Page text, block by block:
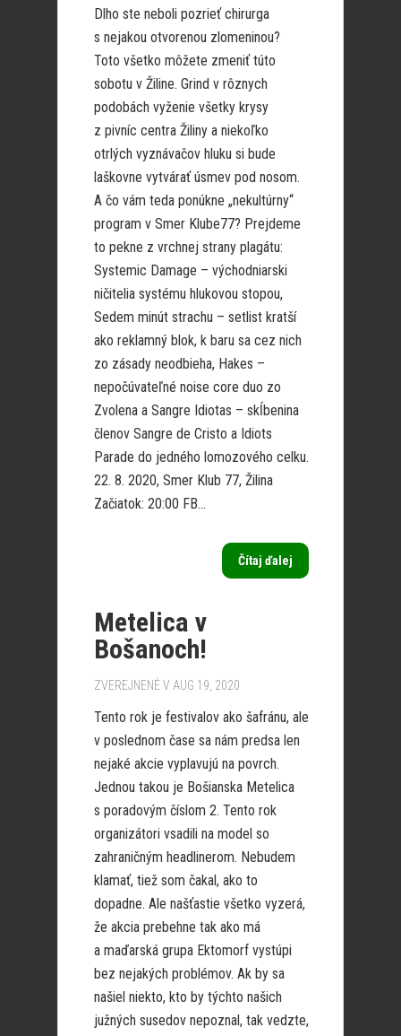
Dlho ste neboli pozrieť chirurga
s nejakou otvorenou zlomeninou?
Toto všetko môžete zmeniť túto
sobotu v Žiline. Grind v rôznych
podobách vyženie všetky krysy
z pivníc centra Žiliny a niekoľko
otrlých vyznávačov hluku si bude
laškovne vytvárať úsmev pod nosom.
A čo vám teda ponúkne „nekultúrny“
program v Smer Klube77? Prejdeme
to pekne z vrchnej strany plagátu:
Systemic Damage – východniarski
ničitelia systému hlukovou stopou,
Sedem minút strachu – setlist kratší
ako reklamný blok, k baru sa cez nich
zo zásady neodbieha, Hakes –
nepočúvateľné noise core duo zo
Zvolena a Sangre Idiotas – skĺbenina
členov Sangre de Cristo a Idiots
Parade do jedného lomozového celku.
22. 8. 2020, Smer Klub 77, Žilina
Začiatok: 20:00 FB...
Čítaj ďalej
Metelica v
Bošanoch!
ZVEREJNENÉ V AUG 19, 2020
Tento rok je festivalov ako šafránu, ale
v poslednom čase sa nám predsa len
nejaké akcie vyplavujú na povrch.
Jednou takou je Bošianska Metelica
s poradovým číslom 2. Tento rok
organizátori vsadili na model so
zahraničným headlinerom. Nebudem
klamať, tiež som čakal, ako to
dopadne. Ale našťastie všetko vyzerá,
že akcia prebehne tak ako má
a maďarská grupa Ektomorf vystúpi
bez nejakých problémov. Ak by sa
našiel niekto, kto by týchto našich
južných susedov nepoznal, tak vedzte,